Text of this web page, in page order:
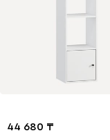
44 680